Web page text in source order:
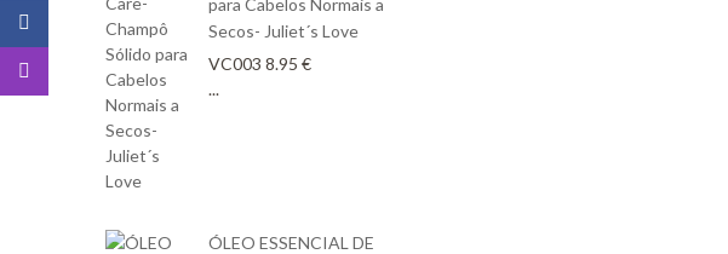
para Cabelos Normais a
Secos- Juliet´s Love
VC003 8.95 €
...
ÓLEO ESSENCIAL DE